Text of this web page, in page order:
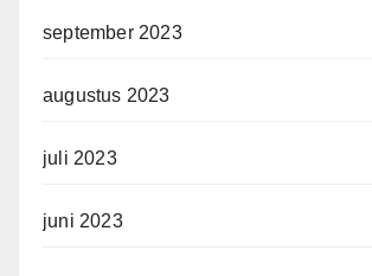
september 2023
augustus 2023
juli 2023
juni 2023